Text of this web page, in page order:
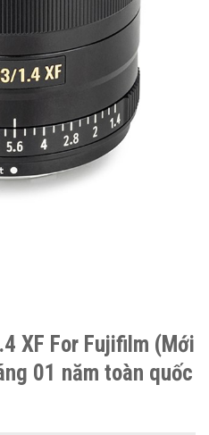
XF For Fujifilm (Mới
01 năm toàn quốc